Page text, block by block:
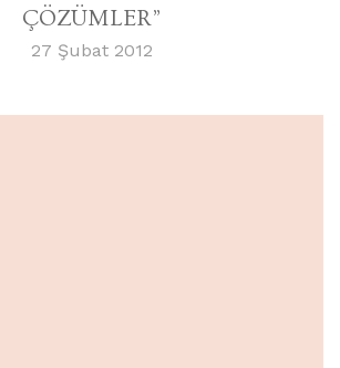
ÇÖZÜMLER”
27 Şubat 2012